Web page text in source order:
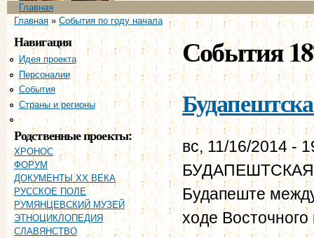
Главное меню
Главная
Вы здесь
Главная» События по году начала
Навигация
Идея проекта
Персоналии
События
Страны и регионы
Хронология
Родственные проекты:
ХРОНОС
ФОРУМ
ДОКУМЕНТЫ XX ВЕКА
РУССКОЕ ПОЛЕ
РУМЯНЦЕВСКИЙ МУЗЕЙ
ЭТНОЦИКЛОПЕДИЯ
СЛАВЯНСТВО
События
вс, 11/16/2014 -
БУДАПЕШТСКАЯ
Будапеште
ходе Восточного